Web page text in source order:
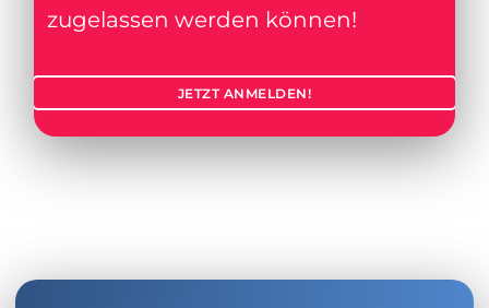
zugelassen werden können!
JETZT ANMELDEN!